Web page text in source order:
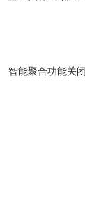
智能聚合功能关